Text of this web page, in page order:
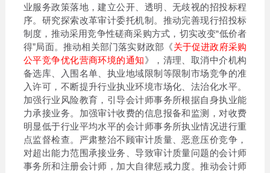
业服务政策落地，建立公开、透明、无歧视的招投标程
序。研究探索改革审计委托机制。推动完善现行招投标
制度，推动采用竞争性磋商采购方式，切实改变“低价者
得”局面。推动相关部门落实财政部《关于促进政府采购
公平竞争优化营商环境的通知》，清理、取消中介机构
备选库、入围名单、执业地域限制等限制市场竞争的准
入许可，不断提升行业执业环境市场化、法治化水平。
加强行业风险教育，引导会计师事务所根据自身执业能
力承接业务。加强审计收费的信息报备和监测，对收费
明显低于行业平均水平的会计师事务所执业情况进行重
点监督检查。严肃整治不顾审计质量、恶意压价竞争，
对超出能力范围承接业务、导致审计质量问题的会计师
事务所和注册会计师，加大自律惩戒力度。推动会计师